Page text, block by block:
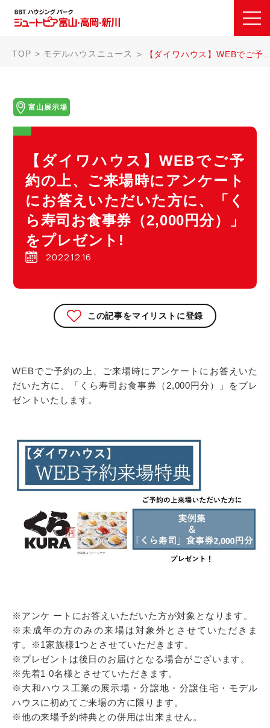
TOP モデルハウスニュース 【ダイワハウス】WEBでご予約の上、ご来場時にアンケートにお答えいただいた方に、「くら寿司お食事券（2,000円分）」をプレゼント!
富山展示場
【ダイワハウス】WEBでご予
約の上、ご来場時にアンケート
にお答えいただいた方に、「く
ら寿司お食事券（2,000円分）」
をプレゼント!
2022.12.16
この記事をマイリストに登録
WEBでご予約の上、ご来場時にアンケートにお答えいた
だいた方に、「くら寿司お食事券（2,000円分）」をプレ
ゼントいたします。
※アンケ ートにお答えいただいた方が対象となります。
※未成年の方のみの来場は対象外とさせていただきま
す。※1家族様1つとさせていただきます。
※プレゼントは後日のお届けとなる場合がございます。
※先着1 0名様とさせていただきます。
※大和ハウス工業の展示場・分譲地・分譲住宅・モデル
ハウスに初めてご来場の方に限ります。
※他の来場予約特典との併用は出来ません。